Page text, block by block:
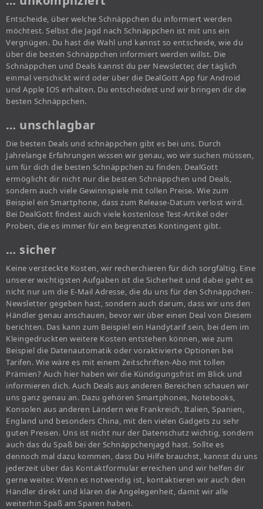
Entscheide, über welche Schnäppchen du informiert werden
möchtest. Selbst die Jagd nach Schnäppchen ist mit uns ein
Vergnügen. Du hast die Wahl und kannst so entscheide, wie du
über die besten Schnäppchen informiert werden willst. Die
Schnäppchen und Deals kannst du per Newsletter, der täglich
einmal verschickt wird oder über die DealGott App für Android
und Apple IOS erhalten. Du entscheidest und wir bringen dir die
besten Schnäppchen.
… unschlagbar
Die besten Deals und schnäppchen gibt es bei uns. Durch
Jahrelange Erfahrungen wissen wir genau, wo wir suchen müssen,
um für dich die besten Schnäppchen zu finden. DealGott
ermöglicht dir nicht nur die besten Schnäppchen und Deals,
sondern auch viele Gewinnspiele mit tollen Preise. Wie zum
Beispiel ein Smartphone, dass zum Release-Datum verlost wird.
Bei DealGott findest auch viele kostenlose Test-Artikel oder
Proben, die es immer für ein begrenztes Kontingent gibt.
… sicher
Keine versteckte Kosten, wir recherchieren für dich sorgfältig. Eine
unserer wichtigsten Aufgaben ist die Sicherheit und dabei geht es
nicht nur um die E-Mail Adresse, die du uns für den Schnäppchen-
Newsletter gegeben hast, sondern auch darum, dass wir uns den
Händler genau anschauen, bevor wir über einen Deal von Diesem
berichten. Das kann zum Beispiel ein Handytarif sein, bei dem im
Kleingedruckten weitere Kosten entstehen können, wie zum
Beispiel die Datenautomatik oder voraktivierte Optionen bei
Tarifen. Wie wäre es mit einem Zeitschriften-Abo mit tollen
Prämien? Auch hier haben wir die Kündigungsfrist im Blick und
informieren dich. Auch Deals aus anderen Bereichen schauen wir
uns ganz genau an. Dazu gehören Smartphones, Notebooks,
Konsolen aus anderen Ländern wie Frankreich, Italien, Spanien,
England und besonders China, mit den vielen Gadgets zu sehr
guten Preisen. Uns ist nicht nur der Datenschutz wichtig, sondern
auch das du Spaß bei der Schnäppchenjagd hast. Sollte es
dennoch mal dazu kommen, dass Du Hilfe brauchst, kannst du uns
jederzeit über das Kontaktformular erreichen und wir helfen dir
gerne weiter. Wenn es notwendig ist, kontaktieren wir auch den
Händler direkt und klären die Angelegenheit, damit wir alle
weiterhin Spaß am Sparen haben.